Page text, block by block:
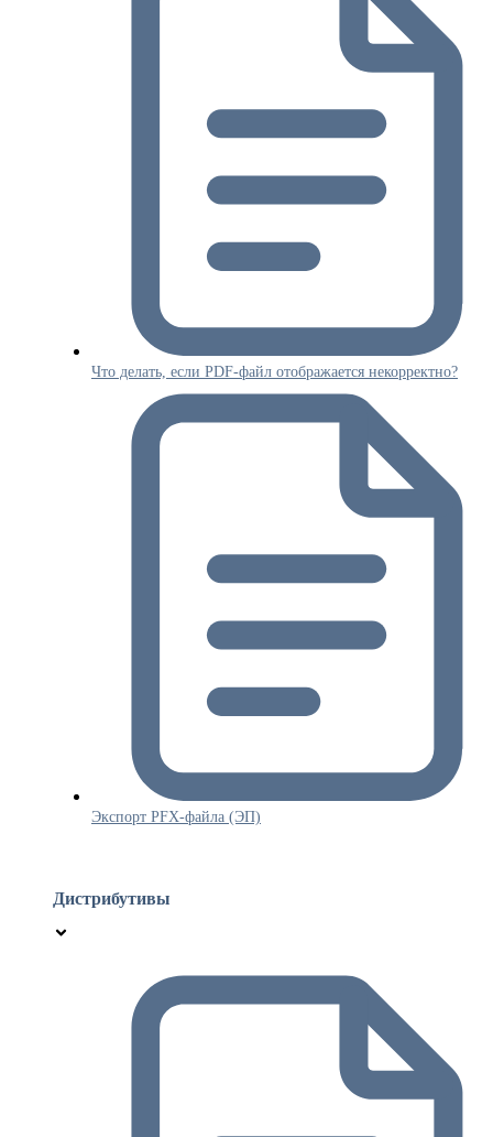
Что делать, если PDF-файл отображается некорректно?
Экспорт PFX-файла (ЭП)
Дистрибутивы